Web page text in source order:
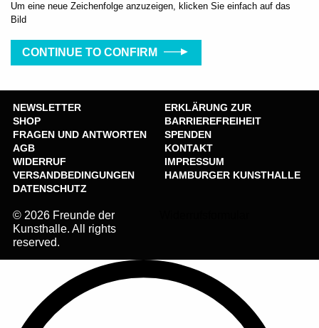
Um eine neue Zeichenfolge anzuzeigen, klicken Sie einfach auf das
Bild
CONTINUE TO CONFIRM
© 2026 Freunde der
Kunsthalle. All rights
reserved.
NEWSLETTER
SHOP
FRAGEN UND ANTWORTEN
AGB
WIDERRUF
VERSANDBEDINGUNGEN
DATENSCHUTZ
ERKLÄRUNG ZUR
BARRIEREFREIHEIT
SPENDEN
KONTAKT
IMPRESSUM
HAMBURGER KUNSTHALLE